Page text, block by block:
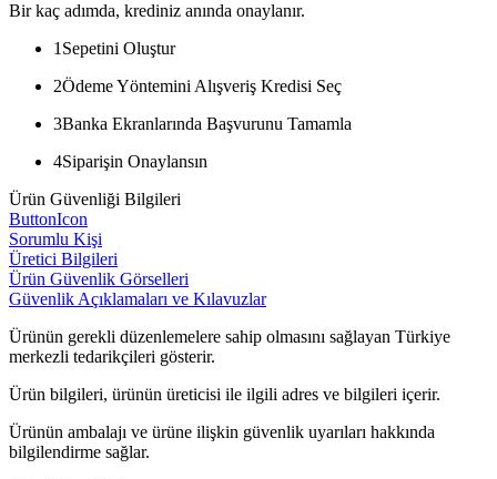
Bir kaç adımda, krediniz anında onaylanır.
1 Sepetini Oluştur
2Ödeme Yöntemini Alışveriş Kredisi Seç
3Banka Ekranlarında Başvurunu Tamamla
4Siparişin Onaylansın
Ürün Güvenliği Bilgileri
ButtonIcon
Sorumlu Kişi
Üretici Bilgileri
Ürün Güvenlik Görselleri
Güvenlik Açıklamaları ve Kılavuzlar
Ürünün gerekli düzenlemelere sahip olmasını sağlayan Türkiye
merkezli tedarikçileri gösterir.
Ürün bilgileri, ürünün üreticisi ile ilgili adres ve bilgileri içerir.
Ürünün ambalajı ve ürüne ilişkin güvenlik uyarıları hakkında
bilgilendirme sağlar.